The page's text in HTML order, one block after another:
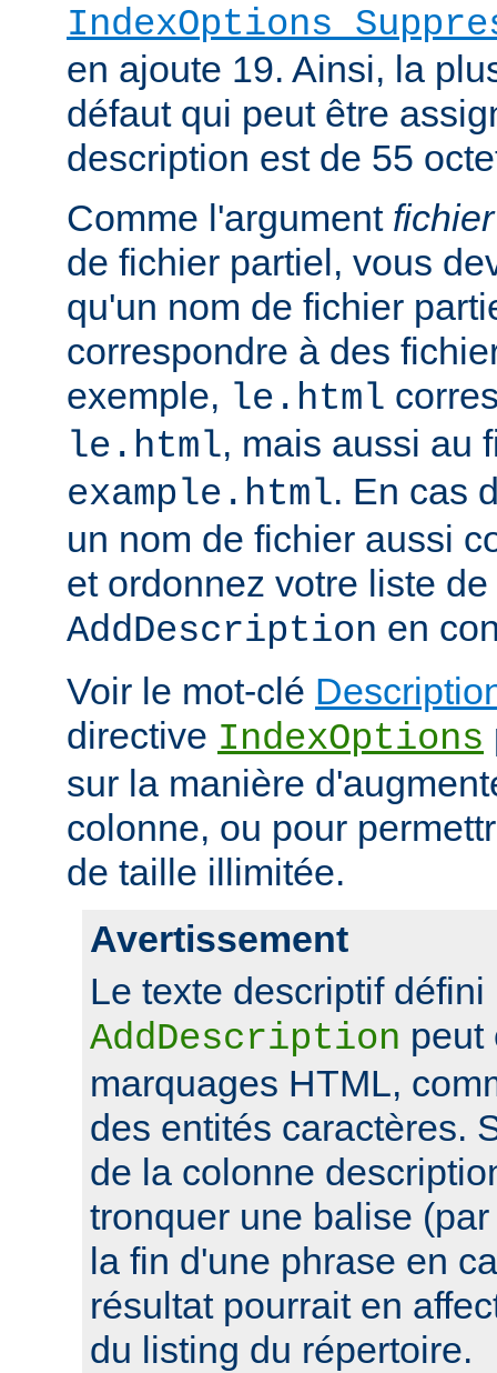
IndexOptions
en ajoute 19. Ainsi, la
défaut qui peut être
description est de 55
Comme l'argument fichier
de fichier partiel, vous
qu'un nom de fichier
correspondre à des
exemple, le.html
le.html, mais aussi au
example.html. En cas
un nom de fichier aussi
et ordonnez votre liste
AddDescription en
Voir le mot-clé
directive IndexOptions
sur la manière
colonne, ou pour
de taille illimitée.
Avertissement
Le texte descriptif
AddDescription peut
marquages HTML,
des entités caractères.
de la colonne
tronquer une balise
la fin d'une phrase en
résultat pourrait en
du listing du répertoire.